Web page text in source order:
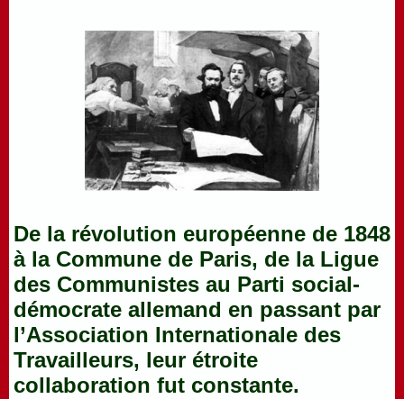
De la révolution européenne de 1848
à la Commune de Paris, de la Ligue
des Communistes au Parti social-
démocrate allemand en passant par
l’Association Internationale des
Travailleurs, leur étroite
collaboration fut constante.